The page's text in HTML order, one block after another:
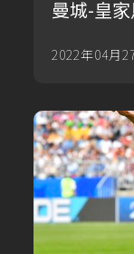
曼城-皇
2022年04月